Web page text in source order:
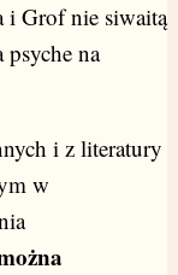
i Grof nie siwaitą
na
i z literatury
w